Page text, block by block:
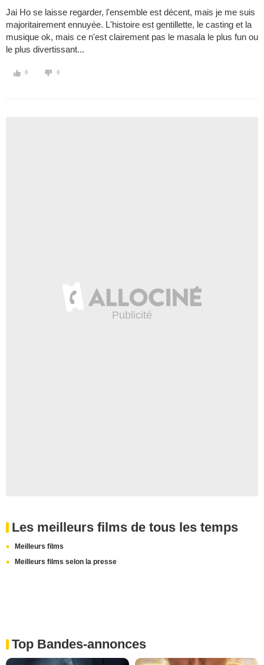
Jai Ho se laisse regarder, l'ensemble est décent, mais je me suis
majoritairement ennuyée. L'histoire est gentillette, le casting et la
musique ok, mais ce n'est clairement pas le masala le plus fun ou
le plus divertissant...
0 0
Les meilleurs films de tous les temps
Meilleurs films
Meilleurs films selon la presse
Top Bandes-annonces